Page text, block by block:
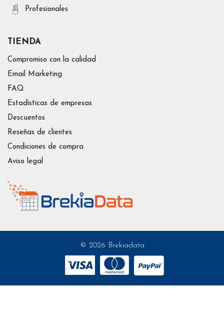
Profesionales
TIENDA
Compromiso con la calidad
Email Marketing
FAQ
Estadísticas de empresas
Descuentos
Reseñas de clientes
Condiciones de compra
Aviso legal
© 2026 Brekiadata